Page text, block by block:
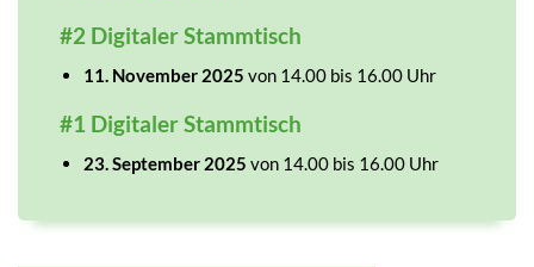
#2 Digitaler Stammtisch
11. November 2025 von 14.00 bis 16.00 Uhr
#1 Digitaler Stammtisch
23. September 2025 von 14.00 bis 16.00 Uhr